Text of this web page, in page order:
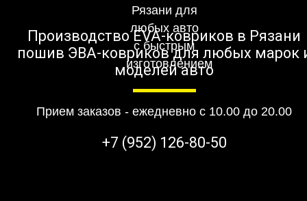
Производство EVA-ковриков в Рязани
пошив ЭВА-ковриков для любых марок
моделей авто
Прием заказов - ежедневно с 10.00 до 20.00
+7 (952) 126-80-50